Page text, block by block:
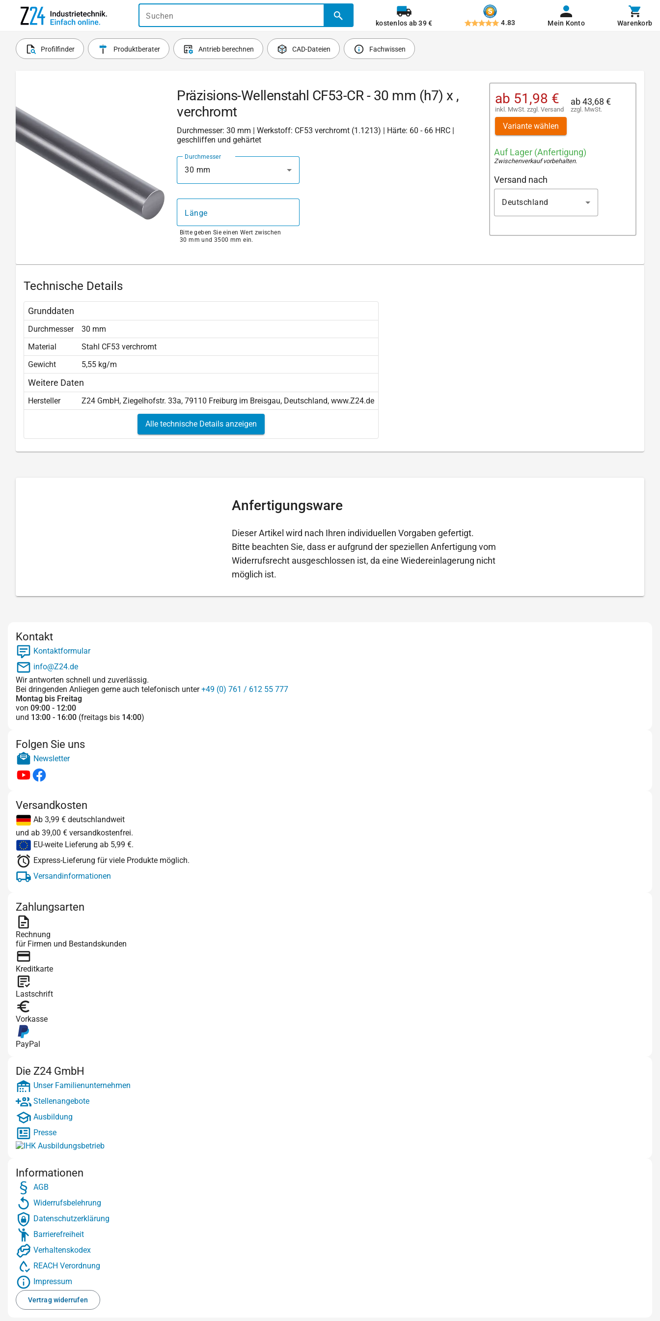
Suchen
kostenlos ab 39 € 4.83 Mein Konto Warenkorb
Profilfinder Produktberater Antrieb berechnen CAD-Dateien Fachwissen
Präzisions-Wellenstahl CF53-CR - 30 mm (h7) x ,
verchromt
Durchmesser: 30 mm | Werkstoff: CF53 verchromt (1.1213) | Härte: 60 - 66 HRC |
geschliffen und gehärtet
Durchmesser
30 mm
Länge
Bitte geben Sie einen Wert zwischen
30 mm und 3500 mm ein.
ab 51,98 €
inkl. MwSt. zzgl. Versand
ab43,68 €
zzgl. MwSt.
Variante wählen
Auf Lager (Anfertigung)
Zwischenverkauf vorbehalten.
Versand nach
Deutschland
Technische Details
Grunddaten
Durchmesser
30 mm
Material
Stahl CF53 verchromt
Gewicht
5,55 kg/m
Weitere Daten
Hersteller Z24 GmbH, Ziegelhofstr. 33a, 79110 Freiburg im Breisgau, Deutschland, www.Z24.de
Alle technische Details anzeigen
Anfertigungsware
Dieser Artikel wird nach Ihren individuellen Vorgaben gefertigt.
Bitte beachten Sie, dass er aufgrund der speziellen Anfertigung vom
Widerrufsrecht ausgeschlossen ist, da eine Wiedereinlagerung nicht
möglich ist.
Kontakt
Kontaktformular
info@Z24.de
Wir antworten schnell und zuverlässig.
Bei dringenden Anliegen gerne auch telefonisch unter+49 (0) 761 / 612 55 777
Montag bis Freitag
von 09:00 - 12:00
und 13:00 - 16:00 (freitags bis 14:00)
Folgen Sie uns
Newsletter
Versandkosten
Ab 3,99 € deutschlandweit
und ab 39,00 € versandkostenfrei.
EU-weite Lieferung ab 5,99 €.
Express-Lieferung für viele Produkte möglich.
Versandinformationen
Zahlungsarten
Rechnung
für Firmen und Bestandskunden
Kreditkarte
Lastschrift
Vorkasse
PayPal
Die Z24 GmbH
Unser Familienunternehmen
Stellenangebote
Ausbildung
Presse
Informationen
AGB
Widerrufsbelehrung
Datenschutzerklärung
Barrierefreiheit
Verhaltenskodex
REACH Verordnung
Impressum
Vertrag widerrufen